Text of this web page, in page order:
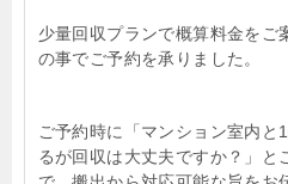
少量回収プランで概算料金をご
の事でご予約を承りました。
ご予約時に「マンション室内と
るが回収は大丈夫ですか？」と